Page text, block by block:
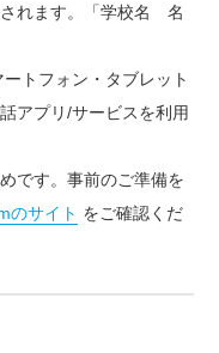
れます。「学校名 名
トフォン・タブレット
アプリ/サービスを利用
です。事前のご準備を
のサイト をご確認くだ